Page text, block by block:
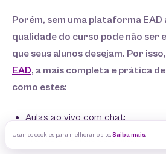
Porém, sem uma plataforma EAD
qualidade do curso pode não ser
que seus alunos desejam. Por
EAD, a mais completa e prática
como estes:
Aulas ao vivo com chat;
Provas e exercícios online;
Usamos cookies para melhorar o site.Saiba mais.